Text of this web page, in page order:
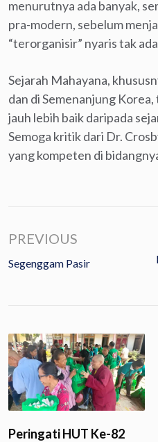
menurutnya ada banyak,
pra-modern, sebelum
“terorganisir” nyaris tak
Sejarah Mahayana,
dan di Semenanjung
jauh lebih baik daripada
Semoga kritik dari Dr.
yang kompeten di
PREVIOUS
Segenggam Pasir
Peringati HUT Ke-82